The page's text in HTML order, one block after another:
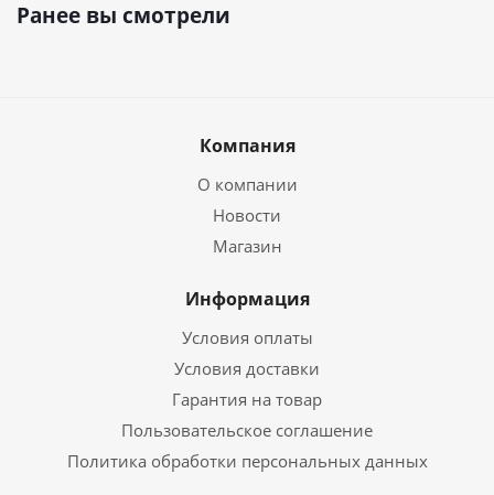
Ранее вы смотрели
Компания
О компании
Новости
Магазин
Информация
Условия оплаты
Условия доставки
Гарантия на товар
Пользовательское соглашение
Политика обработки персональных данных